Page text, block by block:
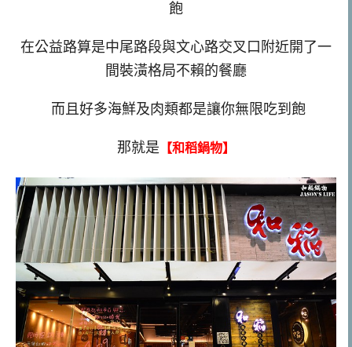
飽
在公益路算是中尾路段與文心路交叉口附近開了一
間裝潢格局不賴的餐廳
而且好多海鮮及肉類都是讓你無限吃到飽
那就是 【和稻鍋物】